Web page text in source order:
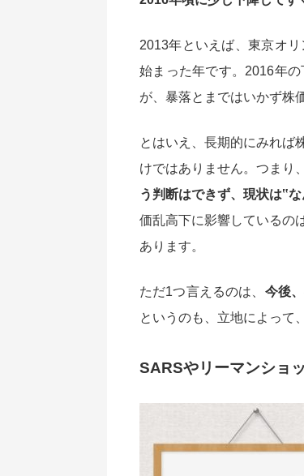
2013年といえば、東京オ
始まった年です。2016年
が、暴落とまではいかず株
とはいえ、長期的にみれば
けではありません。つまり、
う判断はできず、現状は‟
価乱高下に影響しているの
あります。
ただ1つ言えるのは、 今後
というのも、立地によって
SARSやリーマンショ